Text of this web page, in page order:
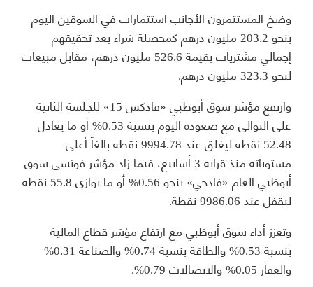
وضخ المستثمرون الأجانب استثمارات في السوقين اليوم
بنحو 203.2 مليون درهم كمحصلة شراء بعد تحقيقهم
إجمالي مشتريات بقيمة 526.6 مليون درهم، مقابل مبيعات
لنحو 323.3 مليون درهم.
وارتفع مؤشر سوق أبوظبي «فادكس 15» للجلسة الثانية
على التوالي مع صعوده اليوم بنسبة 0.53% أو ما يعادل
52.48 نقطة ليغلق عند 9994.78 نقطة بالغاً أعلى
مستوياته منذ قرابة 3 أسابيع، فيما زاد مؤشر فوتسي سوق
أبوظبي العام «فادجي» بنحو 0.56% أو ما يوازي 55.8 نقطة
ليقفل عند 9986.06 نقطة.
وتعزز أداء سوق أبوظبي مع ارتفاع مؤشر قطاع المالية
بنسبة 0.53% والطاقة بنسبة 0.74% والصناعة 0.31%
والعقار 0.05% والاتصالات 0.79%.